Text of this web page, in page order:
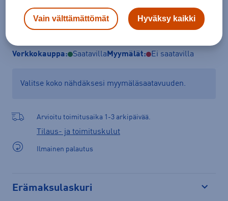
Verkkokauppa: Saatavilla Myymälät: Ei saatavilla
Valitse koko nähdäksesi myymäläsaatavuuden.
Arvioitu toimitusaika 1-3 arkipäivää.
Tilaus- ja toimituskulut
Ilmainen palautus
Erämaksulaskuri
Vain välttämättömät Hyväksy kaikki